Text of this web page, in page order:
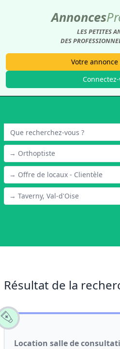
Annonces
LES PETITES
DES
Votre
→ Orthoptiste
→ Offre de locaux - Clientèle
→ Taverny, Val-d'Oise
Résultat de la
Location salle de